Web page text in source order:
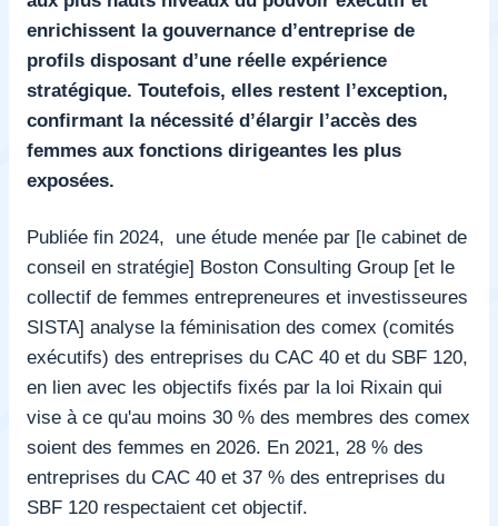
enrichissent la gouvernance d’entreprise de
profils disposant d’une réelle expérience
stratégique. Toutefois, elles restent l’exception,
confirmant la nécessité d’élargir l’accès des
femmes aux fonctions dirigeantes les plus
exposées.
Publiée fin 2024, une étude menée par [le cabinet de
conseil en stratégie] Boston Consulting Group [et le
collectif de femmes entrepreneures et investisseures
SISTA] analyse la féminisation des comex (comités
exécutifs) des entreprises du CAC 40 et du SBF 120,
en lien avec les objectifs fixés par la loi Rixain qui
vise à ce qu'au moins 30 % des membres des comex
soient des femmes en 2026. En 2021, 28 % des
entreprises du CAC 40 et 37 % des entreprises du
SBF 120 respectaient cet objectif.